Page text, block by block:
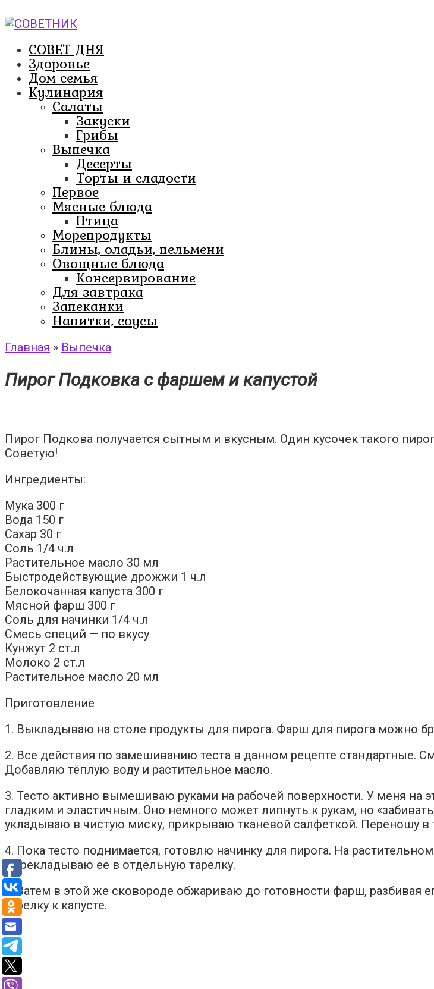
к
СОВЕТ ДНЯ
Здоровье
Дом семья
Кулинария
Салаты
Закуски
Грибы
Выпечка
Десерты
Торты и сладости
Первое
Мясные блюда
Птица
Морепродукты
Блины, оладьи, пельмени
Овощные блюда
Консервирование
Для завтрака
Запеканки
Напитки, соусы
Главная » Выпечка
Пирог Подковка с фаршем и капустой
Пирог Подкова получается сытным и вкусным. Один кусочек такого
Советую!
Ингредиенты:
Мука 300 г
Вода 150 г
Сахар 30 г
Соль 1/4 ч.л
Растительное масло 30 мл
Быстродействующие дрожжи 1 ч.л
Белокочанная капуста 300 г
Мясной фарш 300 г
Соль для начинки 1/4 ч.л
Смесь специй — по вкусу
Кунжут 2 ст.л
Молоко 2 ст.л
Растительное масло 20 мл
Приготовление
1. Выкладываю на столе продукты для пирога. Фарш для пирога можно
2. Все действия по замешиванию теста в данном рецепте
Добавляю тёплую воду и растительное масло.
3. Тесто активно вымешиваю руками на рабочей поверхности. У меня на
гладким и эластичным. Оно немного может липнуть к рукам, но
укладываю в чистую миску, прикрываю тканевой салфеткой. Переношу в
4. Пока тесто поднимается, готовлю начинку для пирога. На
Перекладываю ее в отдельную тарелку.
5. Затем в этой же сковороде обжариваю до готовности фарш,
тарелку к капусте.